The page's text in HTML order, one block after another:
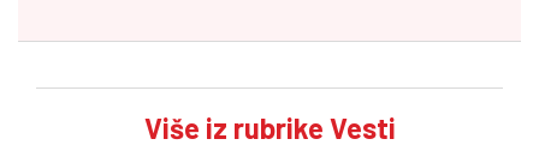
Više iz rubrike Vesti